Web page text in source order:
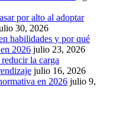
por alto al adoptar
30, 2026
habilidades y por qué
2026 julio 23, 2026
la carga
julio 16, 2026
en 2026 julio 9,